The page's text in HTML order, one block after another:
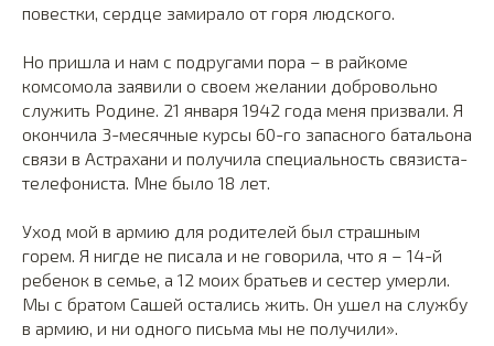
повестки, сердце замирало от горя людского.
Но пришла и нам с подругами пора – в райкоме
комсомола заявили о своем желании добровольно
служить Родине. 21 января 1942 года меня призвали. Я
окончила 3-месячные курсы 60-го запасного батальона
связи в Астрахани и получила специальность связиста-
телефониста. Мне было 18 лет.
Уход мой в армию для родителей был страшным
горем. Я нигде не писала и не говорила, что я – 14-й
ребенок в семье, а 12 моих братьев и сестер умерли.
Мы с братом Сашей остались жить. Он ушел на службу
в армию, и ни одного письма мы не получили».